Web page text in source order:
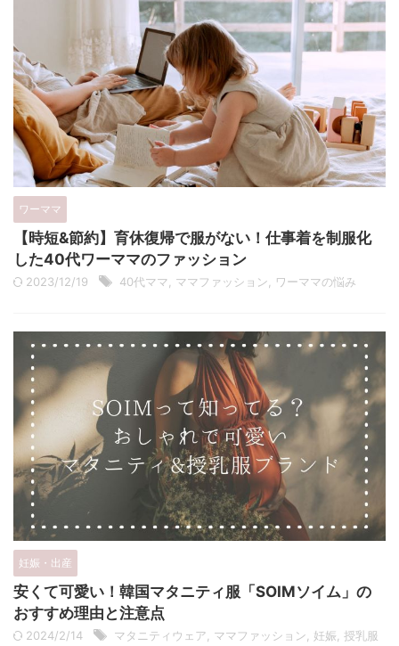
ワーママ
【時短&節約】育休復帰で服がない！仕事着を制服化
した40代ワーママのファッション
2023/12/19 40代ママ ママファッション ワーママの悩み
妊娠・出産
安くて可愛い！韓国マタニティ服「SOIMソイム」の
おすすめ理由と注意点
2024/2/14 マタニティウェア, ママファッション, 妊娠, 授乳服